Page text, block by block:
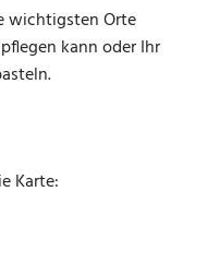
wichtigsten Orte
kann oder Ihr
Karte: